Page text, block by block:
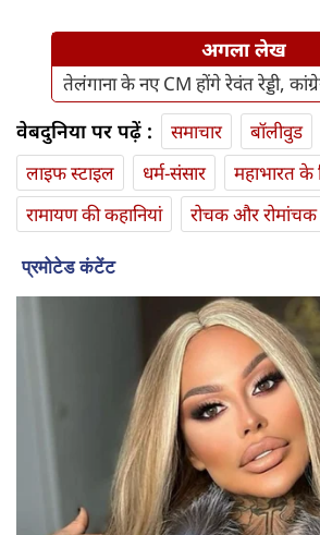
अगला लेख
तेलंगाना के नए CM होंगे रेवंत रेड्डी,
वेबदुनिया पर पढ़ें : समाचार बॉलीवुड
लाइफ स्‍टाइल
धर्म-संसार
महाभारत के
रामायण की कहानियां
रोचक और रोमांचक